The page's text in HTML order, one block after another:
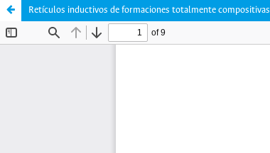
Retículos inductivos de formaciones totalmente compositivas